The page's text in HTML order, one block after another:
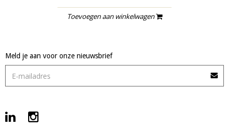
Toevoegen aan winkelwagen
Meld je aan voor onze nieuwsbrief